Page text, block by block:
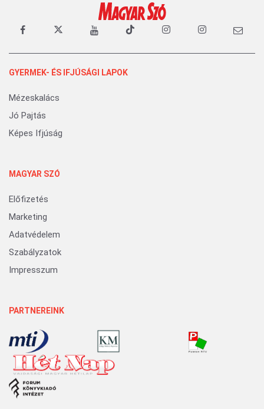
GYERMEK- ÉS IFJÚSÁGI LAPOK
Mézeskalács
Jó Pajtás
Képes Ifjúság
MAGYAR SZÓ
Előfizetés
Marketing
Adatvédelem
Szabályzatok
Impresszum
PARTNEREINK